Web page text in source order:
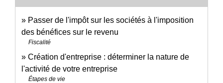
Passer de l'impôt sur les sociétés à l'imposition
des bénéfices sur le revenu
Fiscalité
Création d'entreprise : déterminer la nature de
l'activité de votre entreprise
Étapes de vie